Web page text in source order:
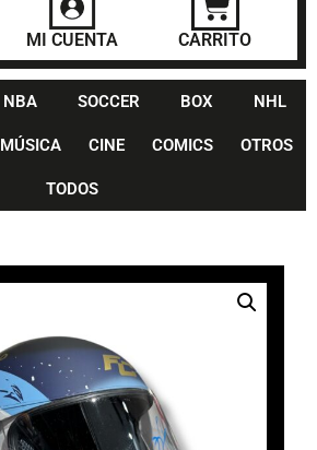
MI CUENTA CARRITO
NBA SOCCER BOX NHL
MÚSICA CINE COMICS OTROS
TODOS